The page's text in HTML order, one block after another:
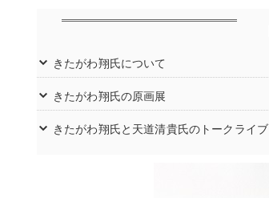
きたがわ翔氏について
きたがわ翔氏の原画展
きたがわ翔氏と天道清貴氏のトークライブ